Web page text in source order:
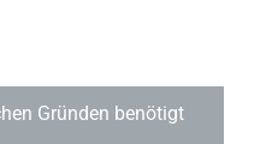
Gründen benötigt